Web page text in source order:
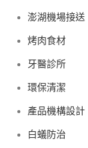
澎湖機場接送
烤肉食材
牙醫診所
環保清潔
產品機構設計
白蟻防治